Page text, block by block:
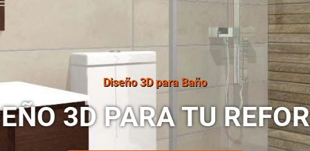
Diseño 3D para Baño
3D PARA TU